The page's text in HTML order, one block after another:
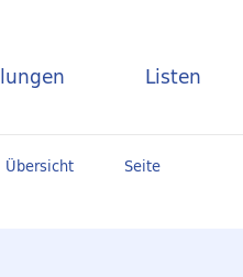
Listen
Übersicht Seite